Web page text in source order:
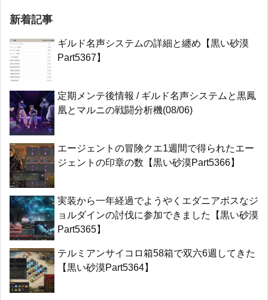
新着記事
ギルド名声システムの詳細と纏め【黒い砂漠
Part5367】
定期メンテ後情報 / ギルド名声システムと黒鳳
凰とマルニの戦闘分析機(08/06)
エージェントの冒険クエ1週間で得られたエー
ジェントの印章の数【黒い砂漠Part5366】
実装から一年経過でようやくエダニアボスなジ
ョルダインの討伐に参加できました【黒い砂漠
Part5365】
テルミアンサイコロ箱58箱で双六6週してきた
【黒い砂漠Part5364】